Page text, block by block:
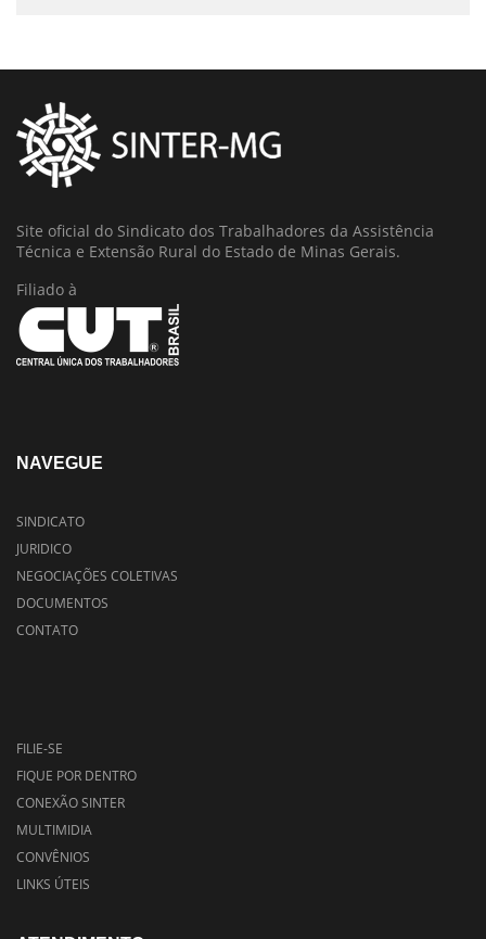
Site oficial do Sindicato dos Trabalhadores da Assistência
Técnica e Extensão Rural do Estado de Minas Gerais.
Filiado à
NAVEGUE
SINDICATO
JURIDICO
NEGOCIAÇÕES COLETIVAS
DOCUMENTOS
CONTATO
FILIE-SE
FIQUE POR DENTRO
CONEXÃO SINTER
MULTIMIDIA
CONVÊNIOS
LINKS ÚTEIS